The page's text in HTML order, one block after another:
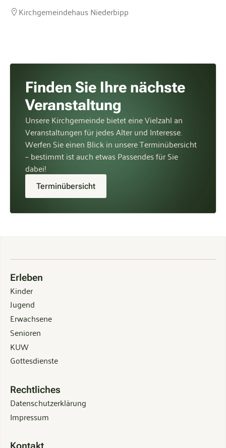
Kirchgemeindehaus Niederbipp
Finden Sie Ihre nächste
Veranstaltung
Unsere Kirchgemeinde bietet eine Vielzahl an
Veranstaltungen für jedes Alter und Interesse.
Werfen Sie einen Blick in unsere Terminübersicht
– bestimmt ist auch etwas Passendes für Sie
dabei!
Terminübersicht
Erleben
Kinder
Jugend
Erwachsene
Senioren
KUW
Gottesdienste
Rechtliches
Datenschutzerklärung
Impressum